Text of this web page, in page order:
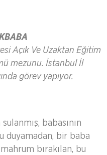
Açık Ve Uzaktan Eğitim
mezunu. İstanbul İl
görev yapıyor.
babasının
duyamadan, bir baba
bırakılan, bu